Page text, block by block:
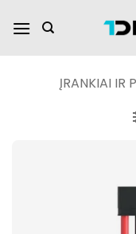
turinį
ĮRANKIAI IR